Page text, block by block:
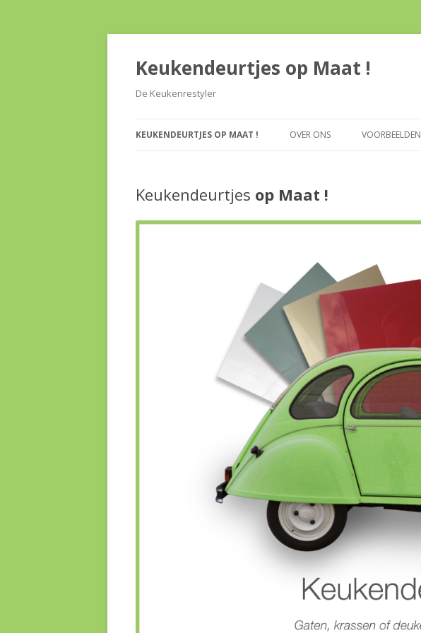
Keukendeurtjes op Maat !
De Keukenrestyler
KEUKENDEURTJES OP MAAT ! OVER ONS VOORBEELDEN
Keukendeurtjes op Maat !